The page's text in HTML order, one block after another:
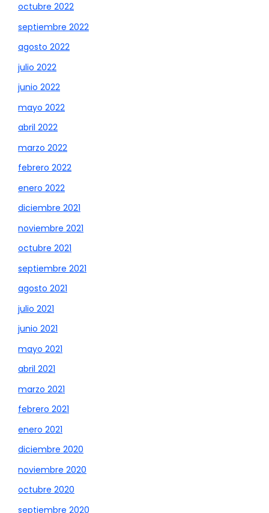
octubre 2022
septiembre 2022
agosto 2022
julio 2022
junio 2022
mayo 2022
abril 2022
marzo 2022
febrero 2022
enero 2022
diciembre 2021
noviembre 2021
octubre 2021
septiembre 2021
agosto 2021
julio 2021
junio 2021
mayo 2021
abril 2021
marzo 2021
febrero 2021
enero 2021
diciembre 2020
noviembre 2020
octubre 2020
septiembre 2020